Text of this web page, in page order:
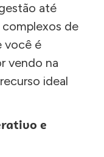
até
de
você é
vendo na
ideal
e